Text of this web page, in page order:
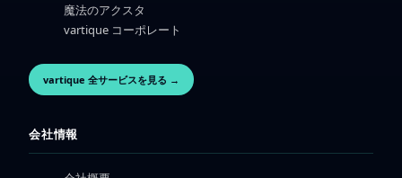
魔法のアクスタ
vartique コーポレート
vartique 全サービスを見る →
会社情報